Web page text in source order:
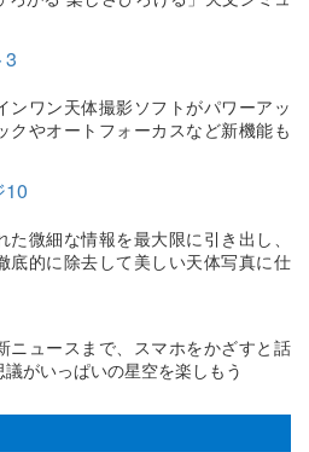
3
ンワン天体撮影ソフトがパワーアッ
クやオートフォーカスなど新機能も
10
た微細な情報を最大限に引き出し、
底的に除去して美しい天体写真に仕
ニュースまで、スマホをかざすと話
がいっぱいの星空を楽しもう